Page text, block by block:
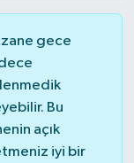
gece
Bu
açık
iyi bir